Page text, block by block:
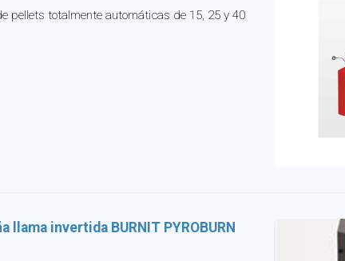
pellets totalmente automáticas de 15, 25 y 40
llama invertida BURNIT PYROBURN